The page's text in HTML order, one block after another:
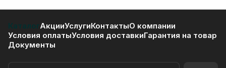
КаталогАкцииУслугиКонтактыО компании
Условия оплатыУсловия доставкиГарантия на товар
Документы